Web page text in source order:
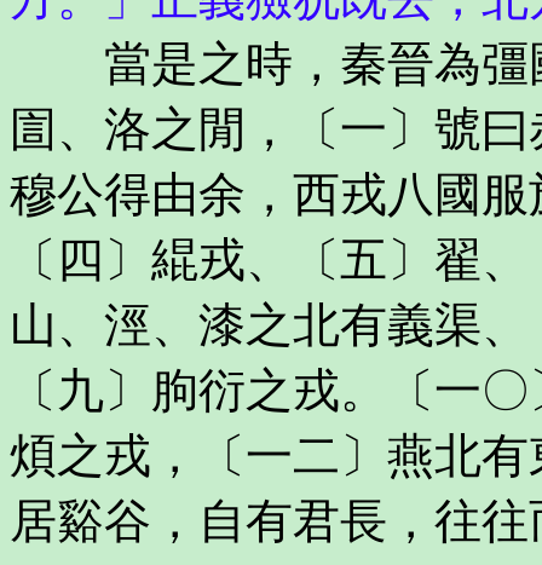
當是之時，秦晉為彊
圁、洛之閒，〔一〕號
穆公得由余，西戎八國
〔四〕緄戎、〔五〕翟
山、涇、漆之北有義渠
〔九〕朐衍之戎。〔一
煩之戎，〔一二〕燕北
居谿谷，自有君長，往